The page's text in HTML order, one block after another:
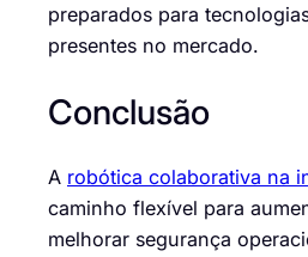
preparados para
presentes no mercado.
Conclusão
A robótica colaborativa na
caminho flexível para
melhorar segurança